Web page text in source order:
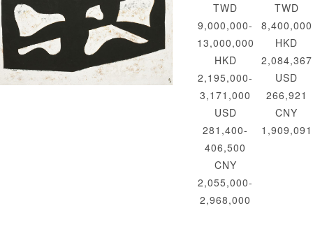
TWD
9,000,000-
13,000,000
HKD
2,195,000-
3,171,000
USD
281,400-
406,500
CNY
2,055,000-
2,968,000
TWD
8,400,000
HKD
2,084,367
USD
266,921
CNY
1,909,091